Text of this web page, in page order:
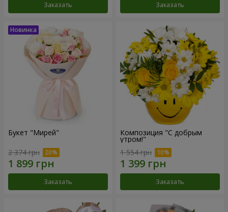
Заказать Заказать
Букет "Мирей"
2 374 грн
Заказать
Композиция "С добрым
утром!"
1 554 грн
Заказать